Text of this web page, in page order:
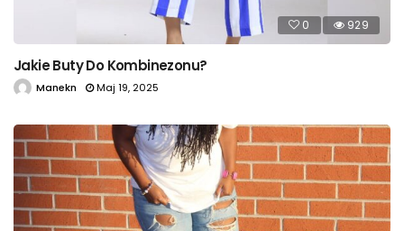
0 929
Jakie Buty Do Kombinezonu?
Manekn Maj 19, 2025